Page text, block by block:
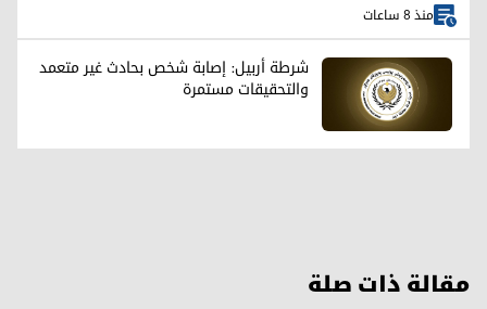
منذ 8 ساعات
شرطة أربيل: إصابة شخص بحادث غير متعمد
والتحقيقات مستمرة
مقالة ذات صلة